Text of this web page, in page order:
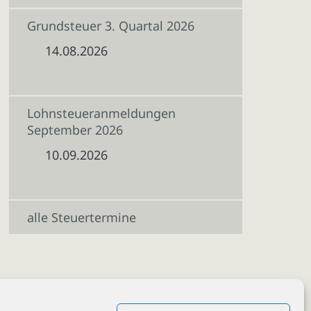
Grundsteuer 3. Quartal 2026
14.08.2026
Lohnsteueranmeldungen
September 2026
10.09.2026
alle Steuertermine